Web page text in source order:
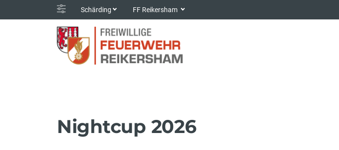
Schärding FF Reikersham
Nightcup 2026